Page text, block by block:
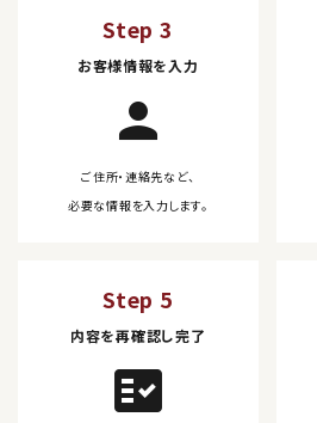
Step 3
お客様情報を入力
person
ご住所・連絡先など、
必要な情報を入力します。
Step 5
内容を再確認し完了
fact_check